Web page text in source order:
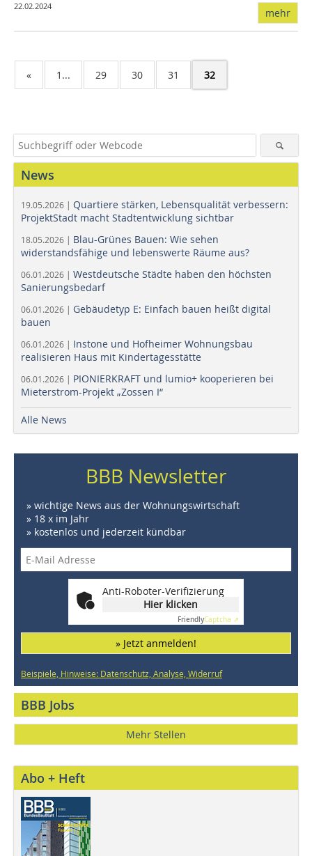
22.02.2024
mehr
« 1... 29 30 31 32
News
19.05.2026 | Quartiere stärken, Lebensqualität verbessern:
ProjektStadt macht Stadtentwicklung sichtbar
18.05.2026 | Blau-Grünes Bauen: Wie sehen
widerstandsfähige und lebenswerte Räume aus?
06.01.2026 | Westdeutsche Städte haben den höchsten
Sanierungsbedarf
06.01.2026 | Gebäudetyp E: Einfach bauen heißt digital
bauen
06.01.2026 | Instone und Hofheimer Wohnungsbau
realisieren Haus mit Kindertagesstätte
06.01.2026 | PIONIERKRAFT und lumio+ kooperieren bei
Mieterstrom-Projekt „Zossen I“
Alle News
BBB Newsletter
» wichtige News aus der Wohnungswirtschaft
» 18 x im Jahr
» kostenlos und jederzeit kündbar
Anti-Roboter-Verifizierung
Hier klicken
FriendlyCaptcha ⇗
» Jetzt anmelden!
Beispiele, Hinweise: Datenschutz, Analyse, Widerruf
BBB Jobs
Mehr Stellen
Abo + Heft